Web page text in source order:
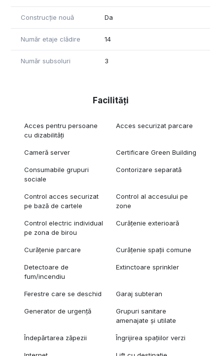
Construcție nouă Da
Număr etaje clădire 14
Număr subsoluri 3
Facilități
Acces pentru persoane
cu dizabilități
Acces securizat parcare
Cameră server Certificare Green Building
Consumabile grupuri
sociale
Contorizare separată
Control acces securizat
pe bază de cartele
Control al accesului pe
zone
Control electric individual
pe zona de birou
Curățenie exterioară
Curățenie parcare Curățenie spații comune
Detectoare de
fum/incendiu
Extinctoare sprinkler
Ferestre care se deschid Garaj subteran
Generator de urgență
Grupuri sanitare
amenajate și utilate
Îndepărtarea zăpezii Îngrijirea spațiilor verzi